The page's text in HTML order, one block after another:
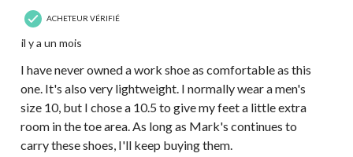
ACHETEUR VÉRIFIÉ
il y a un mois
I have never owned a work shoe as comfortable as this
one. It's also very lightweight. I normally wear a men's
size 10, but I chose a 10.5 to give my feet a little extra
room in the toe area. As long as Mark's continues to
carry these shoes, I'll keep buying them.